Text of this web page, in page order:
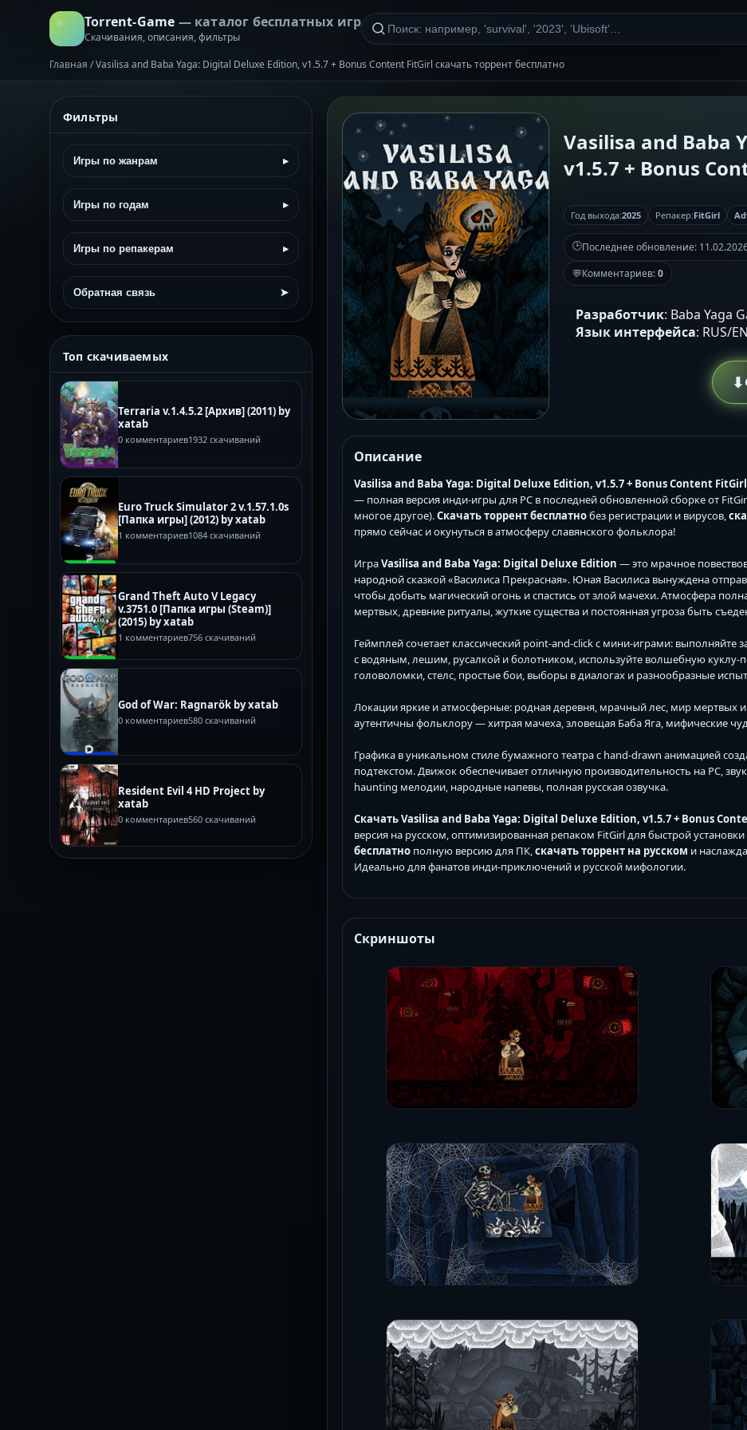
Torrent-Game — каталог бесплатных игр
Скачивания, описания, фильтры
Главная /Vasilisa and Baba Yaga: Digital Deluxe Edition, v1.5.7 + Bonus Content FitGirl скачать торрент бесплатно
Фильтры
Игры по жанрам ▸
Игры по годам ▸
Игры по репакерам ▸
Обратная связь ➤
Топ скачиваемых
Terraria v.1.4.5.2 [Архив] (2011) by
xatab
0 комментариев1932 скачиваний
Euro Truck Simulator 2 v.1.57.1.0s
[Папка игры] (2012) by xatab
1 комментариев1084 скачиваний
Grand Theft Auto V Legacy
v.3751.0 [Папка игры (Steam)]
(2015) by xatab
1 комментариев756 скачиваний
God of War: Ragnarök by xatab
0 комментариев580 скачиваний
Resident Evil 4 HD Project by
xatab
0 комментариев560 скачиваний
Vasilisa and Baba
v1.5.7 + Bonus
Год выхода:2025 Репакер:FitGirl
🕒Последнее обновление:
💬Комментариев:0
Разработчик: Baba Yaga
Язык интерфейса: RUS/
⬇
Описание
Vasilisa and Baba Yaga: Digital Deluxe Edition, v1.5.7 + Bonus Content
— полная версия инди-игры для PC в последней обновленной сборке от
многое другое).Скачать торрент бесплатнобез регистрации и вирусов,
прямо сейчас и окунуться в атмосферу славянского фольклора!
ИграVasilisa and Baba Yaga: Digital Deluxe Edition — это мрачное
народной сказкой «Василиса Прекрасная». Юная Василиса вынуждена
чтобы добыть магический огонь и спастись от злой мачехи. Атмосфера
мертвых, древние ритуалы, жуткие существа и постоянная угроза быть
Геймплей сочетает классический point-and-click с мини-играми: выполняйте
с водяным, лешим, русалкой и болотником, используйте волшебную
головоломки, стелс, простые бои, выборы в диалогах и разнообразные
Локации яркие и атмосферные: родная деревня, мрачный лес, мир мертвых
аутентичны фольклору — хитрая мачеха, зловещая Баба Яга, мифические
Графика в уникальном стиле бумажного театра с hand-drawn анимацией
подтекстом. Движок обеспечивает отличную производительность на PC,
haunting мелодии, народные напевы, полная русская озвучка.
Скачать Vasilisa and Baba Yaga: Digital Deluxe Edition, v1.5.7 + Bonus
версия на русском, оптимизированная репаком FitGirl для быстрой
бесплатно полную версию для ПК,скачать торрент на русском и
Идеально для фанатов инди-приключений и русской мифологии.
Скриншоты